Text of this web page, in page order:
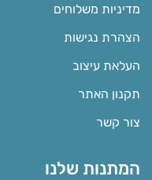
מדיניות משלוחים
הצהרת נגישות
העלאת עיצוב
תקנון האתר
צור קשר
המתנות שלנו